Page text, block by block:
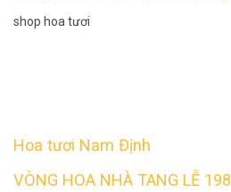
shop hoa tươi
Hoa tươi Nam Định
VÒNG HOA NHÀ TANG LỄ 198